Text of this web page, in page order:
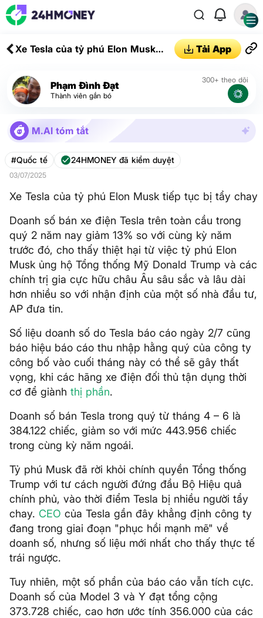
Xe Tesla của tỷ phú Elon Musk
Tải App
Phạm Đình Đạt
Thành viên gắn bó
300+ theo dõi
M.AI tóm tắt
#Quốc tế 24HMONEY đã kiểm duyệt
03/07/2025
Xe Tesla của tỷ phú Elon Musk tiếp tục bị tẩy chay
Doanh số bán xe điện Tesla trên toàn cầu trong
quý 2 năm nay giảm 13% so với cùng kỳ năm
trước đó, cho thấy thiệt hại từ việc tỷ phú Elon
Musk ủng hộ Tổng thống Mỹ Donald Trump và các
chính trị gia cực hữu châu Âu sâu sắc và lâu dài
hơn nhiều so với nhận định ​​của một số nhà đầu tư,
AP đưa tin.
Số liệu doanh số do Tesla báo cáo ngày 2/7 cũng
báo hiệu báo cáo thu nhập hằng quý của công ty
công bố vào cuối tháng này có thể sẽ gây thất
vọng, khi các hãng xe điện đối thủ tận dụng thời
cơ để giành thị phần.
Doanh số bán Tesla trong quý từ tháng 4 – 6 là
384.122 chiếc, giảm so với mức 443.956 chiếc
trong cùng kỳ năm ngoái.
Tỷ phú Musk đã rời khỏi chính quyền Tổng thống
Trump với tư cách người đứng đầu Bộ Hiệu quả
chính phủ, vào thời điểm Tesla bị nhiều người tẩy
chay. CEO của Tesla gần đây khẳng định công ty
đang trong giai đoạn "phục hồi mạnh mẽ" về
doanh số, nhưng số liệu mới nhất cho thấy thực tế
trái ngược.
Tuy nhiên, một số phần của báo cáo vẫn tích cực.
Doanh số của Model 3 và Y đạt tổng cộng
373.728 chiếc, cao hơn ước tính 356.000 của các